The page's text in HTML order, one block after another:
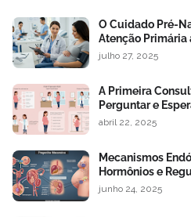
O Cuidado Pré-
Atenção Primária
julho 27, 2025
A Primeira
Perguntar e
abril 22, 2025
Mecanismos
Hormônios e
junho 24, 2025